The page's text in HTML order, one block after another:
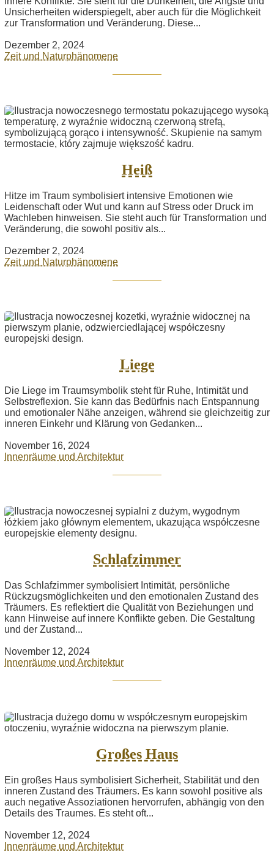
Unsicherheiten widerspiegelt, aber auch für die Möglichkeit
zur Transformation und Veränderung. Diese...
Dezember 2, 2024
Zeit und Naturphänomene
Heiß
Hitze im Traum symbolisiert intensive Emotionen wie
Leidenschaft oder Wut und kann auf Stress oder Druck im
Wachleben hinweisen. Sie steht auch für Transformation und
Veränderung, die sowohl positiv als...
Dezember 2, 2024
Zeit und Naturphänomene
Liege
Die Liege im Traumsymbolik steht für Ruhe, Intimität und
Selbstreflexion. Sie kann das Bedürfnis nach Entspannung
und emotionaler Nähe anzeigen, während sie gleichzeitig zur
inneren Einkehr und Klärung von Gedanken...
November 16, 2024
Innenräume und Architektur
Schlafzimmer
Das Schlafzimmer symbolisiert Intimität, persönliche
Rückzugsmöglichkeiten und den emotionalen Zustand des
Träumers. Es reflektiert die Qualität von Beziehungen und
kann Hinweise auf innere Konflikte geben. Die Gestaltung
und der Zustand...
November 12, 2024
Innenräume und Architektur
Großes Haus
Ein großes Haus symbolisiert Sicherheit, Stabilität und den
inneren Zustand des Träumers. Es kann sowohl positive als
auch negative Assoziationen hervorrufen, abhängig von den
Details des Traumes. Es steht oft...
November 12, 2024
Innenräume und Architektur